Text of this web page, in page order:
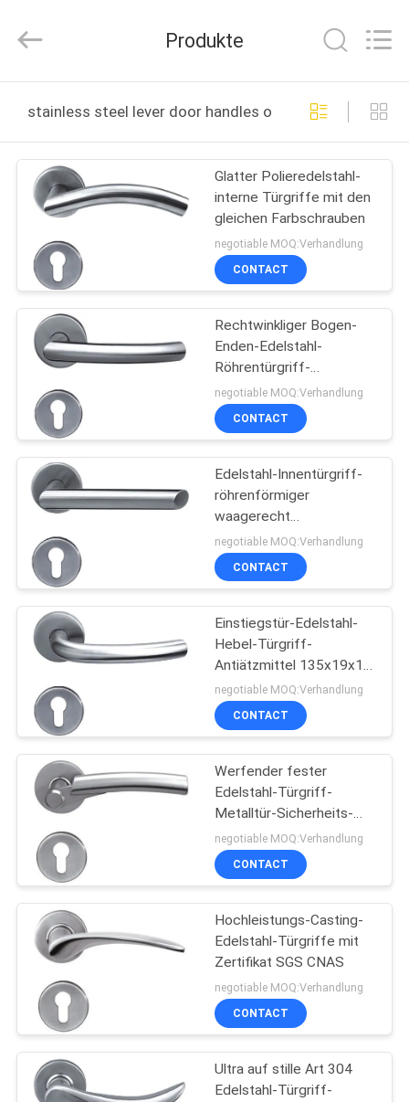
PRODUKTE
ÜBER
UNS
FABRIK-
AUSFLUG
QUALITÄTSKONTROLLE
TRETEN
SIE
MIT
UNS
VERBINDUNG
NACHRICHTEN
FÄLLE
SITEMAP
PRIVACY
POLICY
Rights
by
Produkte
stainless steel lever door handles online manufacture
Glatter Polieredelstahl-
interne Türgriffe mit den
gleichen Farbschrauben
negotiable MOQ:Verhandlung
CONTACT
Rechtwinkliger Bogen-
Enden-Edelstahl-
Röhrentürgriff-
Hardware-Installationen
negotiable MOQ:Verhandlung
CONTACT
Edelstahl-Innentürgriff-
röhrenförmiger
waagerecht
ausgerichteter
Metalltürgriff der
schrägen Kante
negotiable MOQ:Verhandlung
CONTACT
Einstiegstür-Edelstahl-
Hebel-Türgriff-
Antiätzmittel 135x19x1.0
Millimeter
negotiable MOQ:Verhandlung
CONTACT
Werfender fester
Edelstahl-Türgriff-
Metalltür-Sicherheits-
Türgriff
negotiable MOQ:Verhandlung
CONTACT
Hochleistungs-Casting-
Edelstahl-Türgriffe mit
Zertifikat SGS CNAS
negotiable MOQ:Verhandlung
CONTACT
Ultra auf stille Art 304
Edelstahl-Türgriff-